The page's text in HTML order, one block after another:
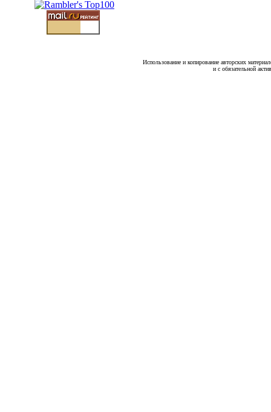
Использование и копирование авторских
и с обязательной